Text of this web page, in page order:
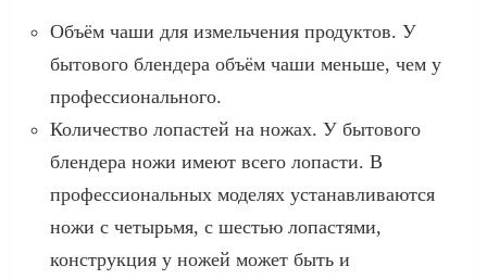
Объём чаши для измельчения продуктов. У
бытового блендера объём чаши меньше, чем у
профессионального.
Количество лопастей на ножах. У бытового
блендера ножи имеют всего лопасти. В
профессиональных моделях устанавливаются
ножи с четырьмя, с шестью лопастями,
конструкция у ножей может быть и